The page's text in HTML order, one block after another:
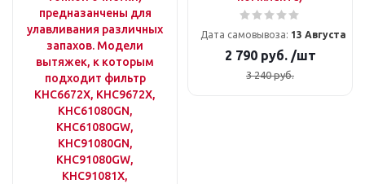
предназанчены для
улавливания различных
запахов. Модели
вытяжек, к которым
подходит фильтр
KHC6672X, KHC9672X,
KHC61080GN,
KHC61080GW,
KHC91080GN,
KHC91080GW,
KHC91081X,
Дата самовывоза: 13 Августа
2 790руб. /шт
3 240руб.